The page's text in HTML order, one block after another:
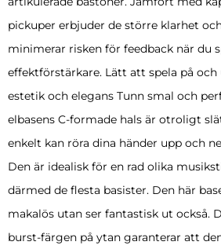
pickuper erbjuder de större klarhet
minimerar risken för feedback när du
effektförstärkare. Lätt att spela på
estetik och elegans Tunn smal och
elbasens C-formade hals är otroligt
enkelt kan röra dina händer upp och
Den är idealisk för en rad olika
därmed de flesta basister. Den här
makalös utan ser fantastisk ut också.
burst-färgen på ytan garanterar att